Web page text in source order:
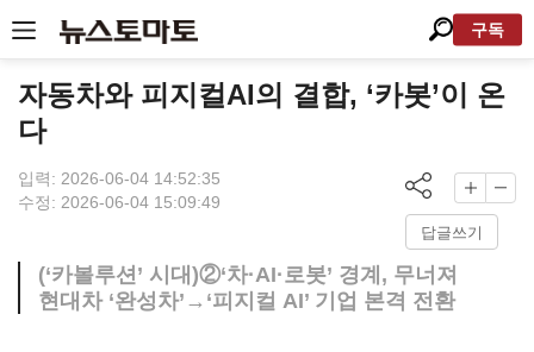
구독
자동차와 피지컬AI의 결합, ‘카봇’이 온
다
입력: 2026-06-04 14:52:35
수정: 2026-06-04 15:09:49
답글쓰기
(‘카볼루션’ 시대)②‘차·AI·로봇’ 경계, 무너져
현대차 ‘완성차’→‘피지컬 AI’ 기업 본격 전환